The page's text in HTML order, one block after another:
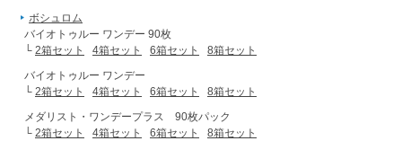
ボシュロム
バイオトゥルー ワンデー 90枚
└ 2箱セット 4箱セット 6箱セット
8箱セット
バイオトゥルー ワンデー
└ 2箱セット 4箱セット 6箱セット
8箱セット
メダリスト・ワンデープラス 90枚パック
└ 2箱セット 4箱セット 6箱セット
8箱セット